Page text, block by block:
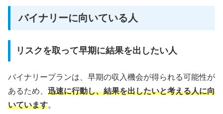
バイナリーに向いている人
リスクを取って早期に結果を出したい人
バイナリープランは、早期の収入機会が得られる可能性が
あるため、 迅速に行動し、結果を出したいと考える人に向
いています。